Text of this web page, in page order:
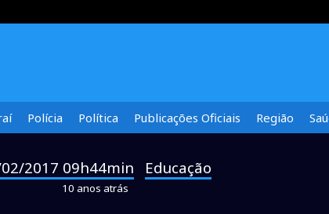
Polícia Política Publicações Oficiais Região
2017 09h44min Educação
10 anos atrás